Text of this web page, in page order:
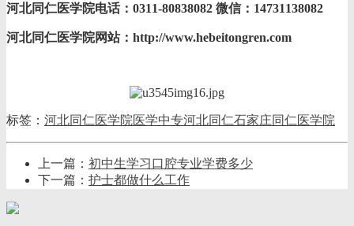
河北同仁医学院电话：0311-80838082 微信：14731138082
河北同仁医学院网站：http://www.hebeitongren.com
标签： 河北同仁医学院医学中专河北同仁石家庄同仁医学院
上一篇： 初中生学习口腔专业学费多少
下一篇： 护士都做什么工作